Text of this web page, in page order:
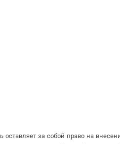
оставляет за собой право на